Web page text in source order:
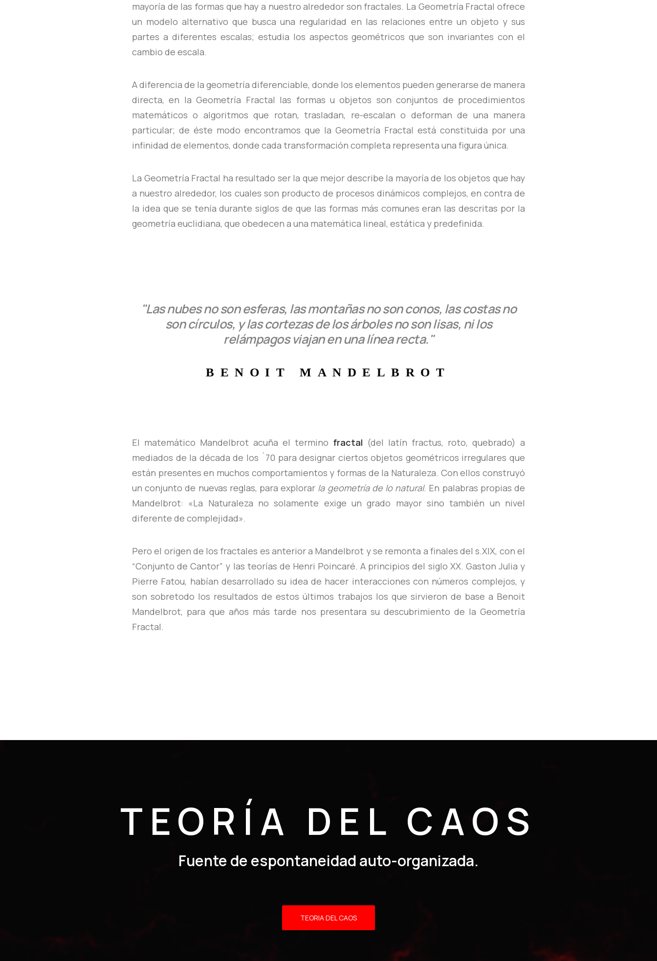
mayoría de las formas que hay a nuestro alrededor son fractales. La Geometría Fractal ofrece
un modelo alternativo que busca una regularidad en las relaciones entre un objeto y sus
partes a diferentes escalas; estudia los aspectos geométricos que son invariantes con el
cambio de escala.
A diferencia de la geometría diferenciable, donde los elementos pueden generarse de manera
directa, en la Geometría Fractal las formas u objetos son conjuntos de procedimientos
matemáticos o algoritmos que rotan, trasladan, re-escalan o deforman de una manera
particular; de éste modo encontramos que la Geometría Fractal está constituida por una
infinidad de elementos, donde cada transformación completa representa una figura única.
La Geometría Fractal ha resultado ser la que mejor describe la mayoría de los objetos que hay
a nuestro alrededor, los cuales son producto de procesos dinámicos complejos, en contra de
la idea que se tenía durante siglos de que las formas más comunes eran las descritas por la
geometría euclidiana, que obedecen a una matemática lineal, estática y predefinida.
"Las nubes no son esferas, las montañas no son conos, las costas no
son círculos, y las cortezas de los árboles no son lisas, ni los
relámpagos viajan en una línea recta."
BENOIT MANDELBROT
El matemático Mandelbrot acuña el termino fractal (del latín fractus, roto, quebrado) a
mediados de la década de los ´70 para designar ciertos objetos geométricos irregulares que
están presentes en muchos comportamientos y formas de la Naturaleza. Con ellos construyó
un conjunto de nuevas reglas, para explorar la geometría de lo natural. En palabras propias de
Mandelbrot: «La Naturaleza no solamente exige un grado mayor sino también un nivel
diferente de complejidad».
Pero el origen de los fractales es anterior a Mandelbrot y se remonta a finales del s.XIX, con el
“Conjunto de Cantor” y las teorías de Henri Poincaré. A principios del siglo XX. Gaston Julia y
Pierre Fatou, habían desarrollado su idea de hacer interacciones con números complejos, y
son sobretodo los resultados de estos últimos trabajos los que sirvieron de base a Benoit
Mandelbrot, para que años más tarde nos presentara su descubrimiento de la Geometría
Fractal.
TEORÍA DEL CAOS
Fuente de espontaneidad auto-organizada.
TEORIA DEL CAOS